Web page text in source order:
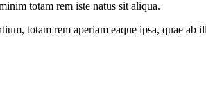
totam rem iste natus sit aliqua.
totam rem aperiam eaque ipsa, quae